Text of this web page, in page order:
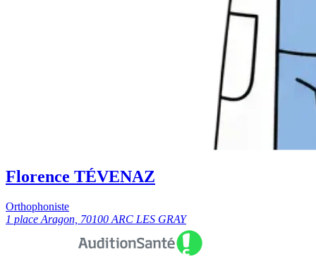
Florence TÉVENAZ
Orthophoniste
1 place Aragon, 70100 ARC LES GRAY